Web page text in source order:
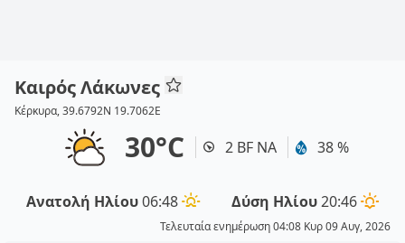
Καιρός Λάκωνες
Κέρκυρα, 39.6792N 19.7062E
30°C 2 BF ΝΑ 38 %
Ανατολή Ηλίου06:48 Δύση Ηλίου20:46
Τελευταία ενημέρωση 04:08 Κυρ 09 Αυγ, 2026